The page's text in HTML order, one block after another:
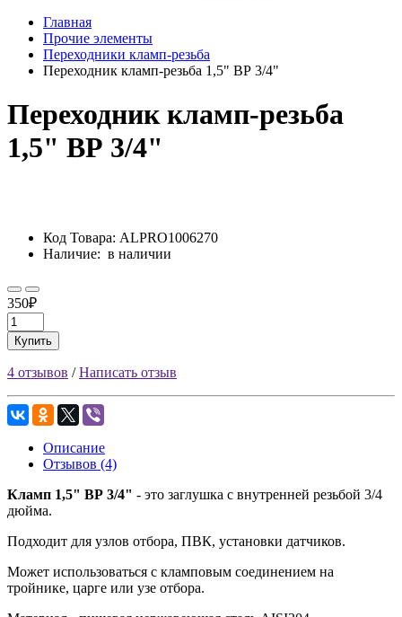
Главная
Прочие элементы
Переходники кламп-резьба
Переходник кламп-резьба 1,5" ВР 3/4"
Переходник кламп-резьба
1,5" ВР 3/4"
Код Товара: ALPRO1006270
Наличие: в наличии
350₽
Купить
4 отзывов /Написать отзыв
Описание
Отзывов (4)
Кламп 1,5" ВР 3/4" - это заглушка с внутренней резьбой 3/4
дюйма.
Подходит для узлов отбора, ПВК, установки датчиков.
Может использоваться с кламповым соединением на
тройнике, царге или узе отбора.